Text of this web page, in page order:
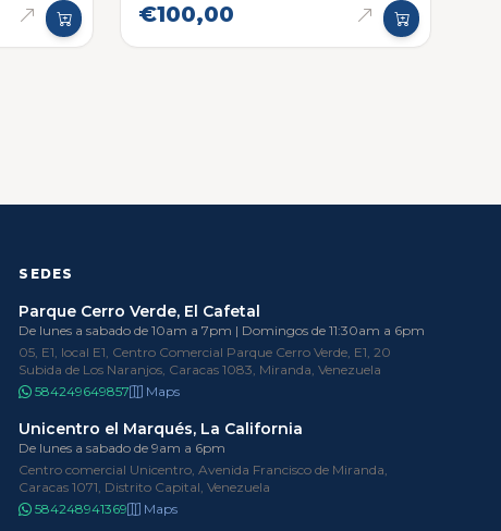
€100,00
SEDES
Parque Cerro Verde, El Cafetal
De lunes a sabado de 10am a 7pm | Domingos de 11:30am a 6pm
05, E1, local E1, Centro Comercial Parque Cerro Verde, E1, 20
Subida de Los Naranjos, Caracas 1083, Miranda, Venezuela
584249649857
Maps
Unicentro el Marqués, La California
De lunes a sabado de 9am a 6pm
Centro comercial Unicentro, Avenida Francisco de Miranda,
Caracas 1071, Distrito Capital, Venezuela
584248941369
Maps